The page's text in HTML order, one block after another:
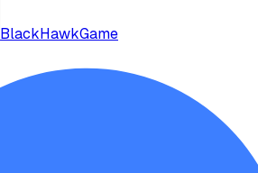
BlackHawkGame